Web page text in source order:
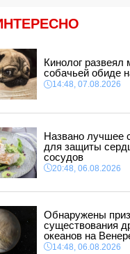
районе
в канале молодого
указ о запрете
в США
Исландия попросила
в референдум по
в ЕС
УЕФА
направит в Армению
Азербайджана
Кинолог развеял
собачьей обиде
14:48, 07.08.2026
Названо лучшее
для защиты
сосудов
20:48, 06.08.2026
Обнаружены
существования
океанов на
14:48, 06.08.2026